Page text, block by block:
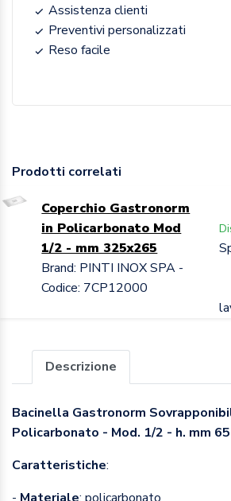
Assistenza clienti
Preventivi personalizzati
Reso facile
Prodotti correlati
Coperchio Gastronorm
in Policarbonato Mod
1/2 - mm 325x265
Brand: PINTI INOX SPA -
Codice: 7CP12000
Descrizione
Bacinella Gastronorm
Policarbonato - Mod. 1/2 - h. mm 65
Caratteristiche:
- Materiale: policarbonato